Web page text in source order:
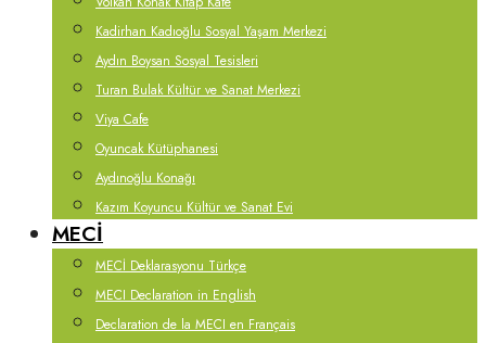
Kadirhan Kadıoğlu Sosyal Yaşam Merkezi
Aydın Boysan Sosyal Tesisleri
Turan Bulak Kültür ve Sanat Merkezi
Viya Cafe
Oyuncak Kütüphanesi
Aydınoğlu Konağı
Kazım Koyuncu Kültür ve Sanat Evi
MECİ
MECİ Deklarasyonu Türkçe
MECI Declaration in English
Declaration de la MECI en Français